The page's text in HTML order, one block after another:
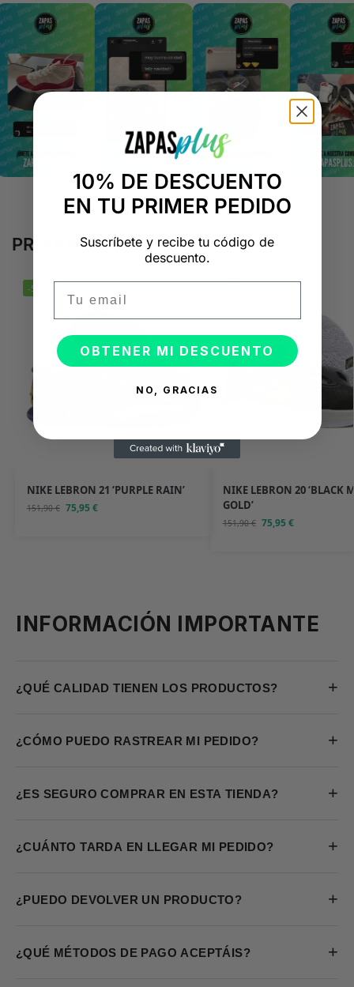
PRODUCTOS RELACIONADOS
-50%
NIKE LEBRON 21 ‘PURPLE RAIN’
151,90€ 75,95€
NIKE LEBRON 20 ‘BLACK
GOLD’
151,90€ 75,95€
INFORMACIÓN IMPORTANTE
¿QUÉ CALIDAD TIENEN LOS PRODUCTOS? +
¿CÓMO PUEDO RASTREAR MI PEDIDO? +
¿ES SEGURO COMPRAR EN ESTA TIENDA? +
¿CUÁNTO TARDA EN LLEGAR MI PEDIDO? +
¿PUEDO DEVOLVER UN PRODUCTO? +
¿QUÉ MÉTODOS DE PAGO ACEPTÁIS? +
10% DE DESCUENTO
EN TU PRIMER PEDIDO
Suscríbete y recibe tu código de
descuento.
OBTENER MI DESCUENTO
NO, GRACIAS